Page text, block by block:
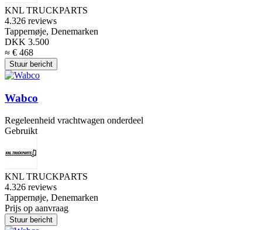
KNL TRUCKPARTS
4.326 reviews
Tappernøje, Denemarken
DKK 3.500
≈ € 468
Stuur bericht
Wabco
Regeleenheid vrachtwagen onderdeel
Gebruikt
KNL TRUCKPARTS
4.326 reviews
Tappernøje, Denemarken
Prijs op aanvraag
Stuur bericht